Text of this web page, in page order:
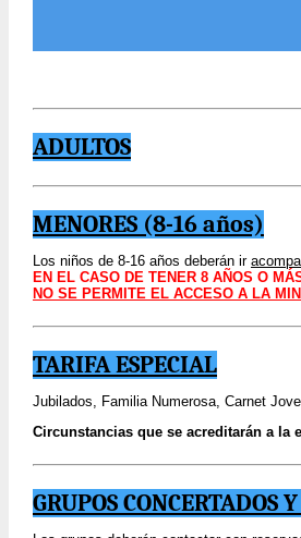
ADULTOS
MENORES (8-16 años)
Los niños de 8-16 años deberán ir
EN EL CASO DE TENER 8 AÑOS O
NO SE PERMITE EL ACCESO A LA
TARIFA ESPECIAL
Jubilados, Familia Numerosa, Carnet
Circunstancias que se acreditarán a la
GRUPOS CONCERTADOS